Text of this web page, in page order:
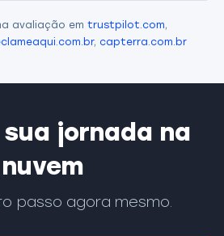
avaliação em trustpilot.com,
, capterra.com.br
jornada na
nuvem
passo agora mesmo.